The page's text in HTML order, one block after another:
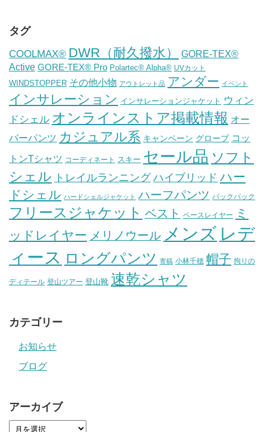
タグ
COOLMAX® DWR（耐久撥水）
GORE-TEX®
Active GORE-TEX® Pro Polartec® Alpha® UVカット
WINDSTOPPER その他小物 アウトレット品 アンダー イベント
インサレーション インサレーションジャケット ウィン
ドシェル オンラインストア掲載情報 オー
バーパンツ カジュアル系 キャンペーン グローブ コッ
トンTシャツ コーディネート スキー セール品 ソフト
シェル トレイルランニング ハイブリッド ハー
ドシェル ハードシェルジャケット ハーフパンツ バックパック
フリースジャケット ベスト ベースレイヤー
ミ
ッドレイヤー メリノウール メンズ レデ
ィース ロングパンツ 寄稿 小林千穂 帽子 拘りの
ディテール 登山ツアー 登山靴 速乾シャツ
カテゴリー
お知らせ
ブログ
アーカイブ